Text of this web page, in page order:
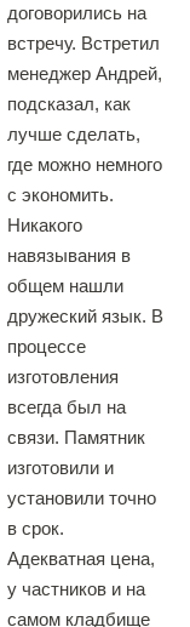
договорились на
встречу. Встретил
менеджер Андрей,
подсказал, как
лучше сделать,
где можно немного
с экономить.
Никакого
навязывания в
общем нашли
дружеский язык. В
процессе
изготовления
всегда был на
связи. Памятник
изготовили и
установили точно
в срок.
Адекватная цена,
у частников и на
самом кладбище